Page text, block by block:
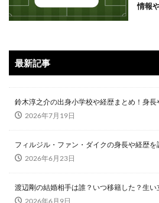
情報
最新記事
鈴木淳之介の出身小学校や経歴まとめ！身
2026年7月19日
フィルジル・ファン・ダイクの身長や経歴
2026年6月23日
渡辺剛の結婚相手は誰？いつ移籍した？生
2026年6月9日